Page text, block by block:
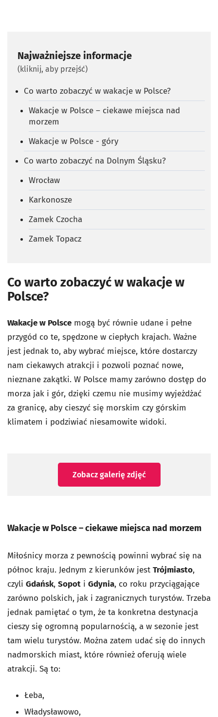
Najważniejsze informacje
(kliknij, aby przejść)
Co warto zobaczyć w wakacje w Polsce?
Wakacje w Polsce – ciekawe miejsca nad
morzem
Wakacje w Polsce - góry
Co warto zobaczyć na Dolnym Śląsku?
Wrocław
Karkonosze
Zamek Czocha
Zamek Topacz
Co warto zobaczyć w wakacje w
Polsce?
Wakacje w Polsce mogą być równie udane i pełne
przygód co te, spędzone w ciepłych krajach. Ważne
jest jednak to, aby wybrać miejsce, które dostarczy
nam ciekawych atrakcji i pozwoli poznać nowe,
nieznane zakątki. W Polsce mamy zarówno dostęp do
morza jak i gór, dzięki czemu nie musimy wyjeżdżać
za granicę, aby cieszyć się morskim czy górskim
klimatem i podziwiać niesamowite widoki.
Zobacz galerię zdjęć
Wakacje w Polsce – ciekawe miejsca nad morzem
Miłośnicy morza z pewnością powinni wybrać się na
północ kraju. Jednym z kierunków jest Trójmiasto,
czyli Gdańsk, Sopot i Gdynia, co roku przyciągające
zarówno polskich, jak i zagranicznych turystów. Trzeba
jednak pamiętać o tym, że ta konkretna destynacja
cieszy się ogromną popularnością, a w sezonie jest
tam wielu turystów. Można zatem udać się do innych
nadmorskich miast, które również oferują wiele
atrakcji. Są to:
Łeba,
Władysławowo,